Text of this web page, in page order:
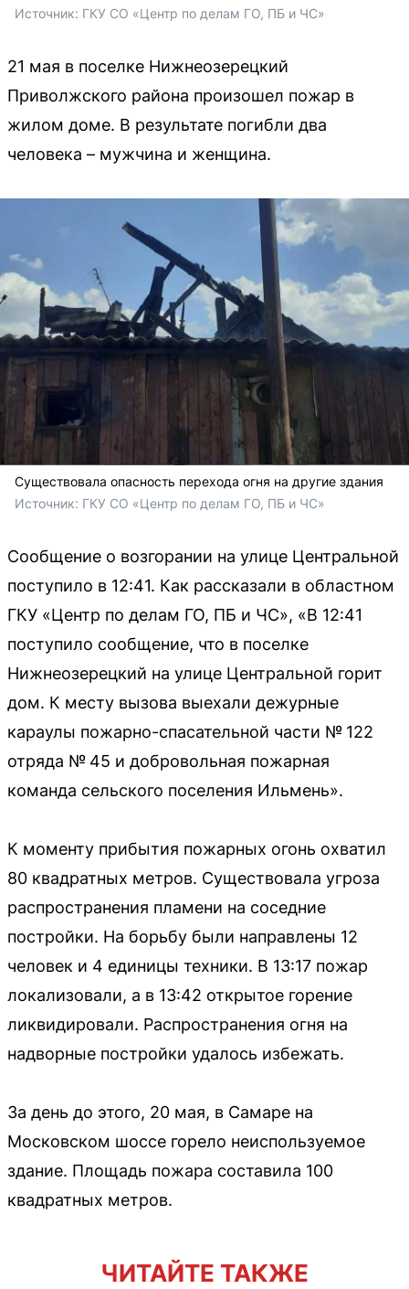
Источник: ГКУ СО «Центр по делам ГО, ПБ и ЧС»
21 мая в поселке Нижнеозерецкий
Приволжского района произошел пожар в
жилом доме. В результате погибли два
человека – мужчина и женщина.
Существовала опасность перехода огня на другие здания
Источник: ГКУ СО «Центр по делам ГО, ПБ и ЧС»
Сообщение о возгорании на улице Центральной
поступило в 12:41. Как рассказали в областном
ГКУ «Центр по делам ГО, ПБ и ЧС», «В 12:41
поступило сообщение, что в поселке
Нижнеозерецкий на улице Центральной горит
дом. К месту вызова выехали дежурные
караулы пожарно-спасательной части № 122
отряда № 45 и добровольная пожарная
команда сельского поселения Ильмень».
К моменту прибытия пожарных огонь охватил
80 квадратных метров. Существовала угроза
распространения пламени на соседние
постройки. На борьбу были направлены 12
человек и 4 единицы техники. В 13:17 пожар
локализовали, а в 13:42 открытое горение
ликвидировали. Распространения огня на
надворные постройки удалось избежать.
За день до этого, 20 мая, в Самаре на
Московском шоссе горело неиспользуемое
здание. Площадь пожара составила 100
квадратных метров.
ЧИТАЙТЕ ТАКЖЕ